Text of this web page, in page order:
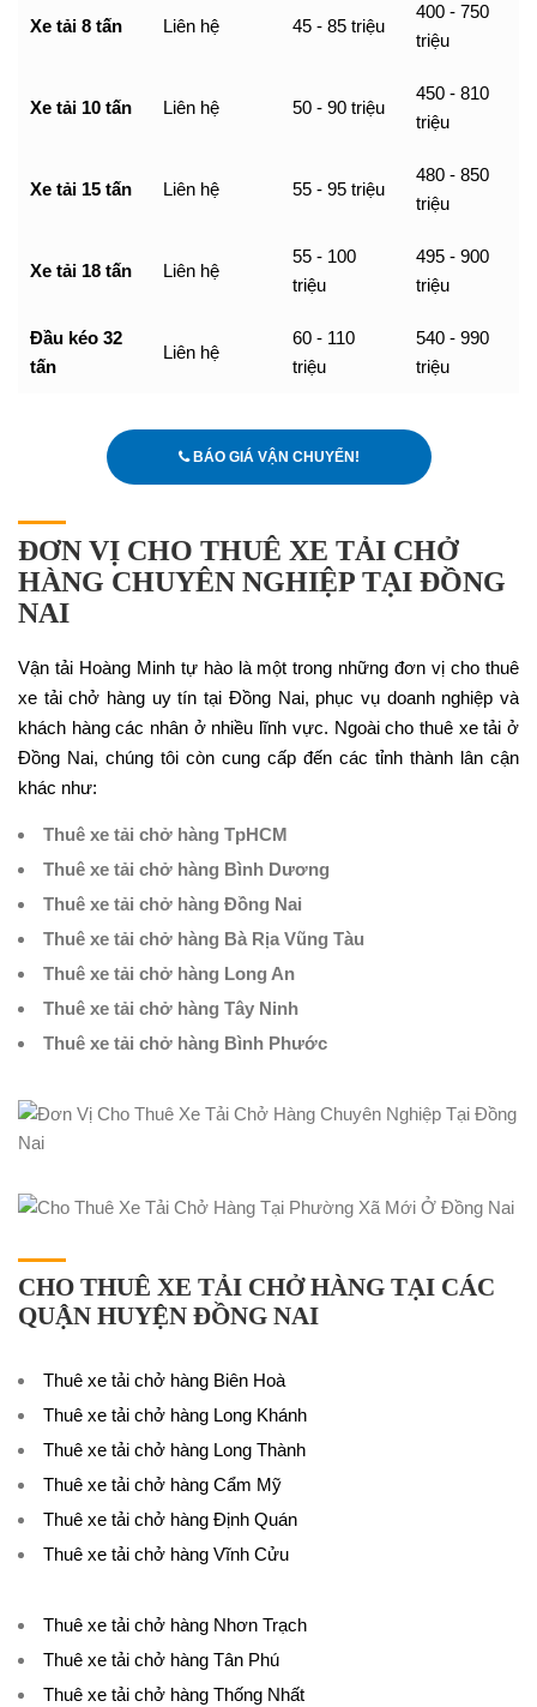
Xe tải 8 tấn Liên hệ 45 - 85 triệu
400 - 750
triệu
Xe tải 10 tấn Liên hệ 50 - 90 triệu
450 - 810
triệu
Xe tải 15 tấn Liên hệ 55 - 95 triệu
480 - 850
triệu
Xe tải 18 tấn Liên hệ
55 - 100
triệu
495 - 900
triệu
Đầu kéo 32
tấn
Liên hệ
60 - 110
triệu
540 - 990
triệu
BÁO GIÁ VẬN CHUYỂN!
ĐƠN VỊ CHO THUÊ XE TẢI CHỞ
HÀNG CHUYÊN NGHIỆP TẠI ĐỒNG
NAI
Vận tải Hoàng Minh tự hào là một trong những đơn vị cho thuê
xe tải chở hàng uy tín tại Đồng Nai, phục vụ doanh nghiệp và
khách hàng các nhân ở nhiều lĩnh vực. Ngoài cho thuê xe tải ở
Đồng Nai, chúng tôi còn cung cấp đến các tỉnh thành lân cận
khác như:
Thuê xe tải chở hàng TpHCM
Thuê xe tải chở hàng Bình Dương
Thuê xe tải chở hàng Đồng Nai
Thuê xe tải chở hàng Bà Rịa Vũng Tàu
Thuê xe tải chở hàng Long An
Thuê xe tải chở hàng Tây Ninh
Thuê xe tải chở hàng Bình Phước
CHO THUÊ XE TẢI CHỞ HÀNG TẠI CÁC
QUẬN HUYỆN ĐỒNG NAI
Thuê xe tải chở hàng Biên Hoà
Thuê xe tải chở hàng Long Khánh
Thuê xe tải chở hàng Long Thành
Thuê xe tải chở hàng Cẩm Mỹ
Thuê xe tải chở hàng Định Quán
Thuê xe tải chở hàng Vĩnh Cửu
Thuê xe tải chở hàng Nhơn Trạch
Thuê xe tải chở hàng Tân Phú
Thuê xe tải chở hàng Thống Nhất